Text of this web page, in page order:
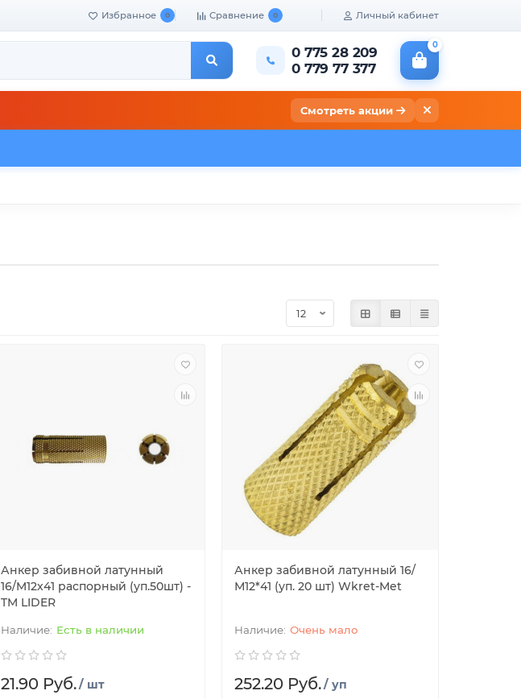
Избранное 0 Сравнение 0 Личный кабинет
0 775 28 209
0 779 77 377
0
Смотреть акции
Анкер забивной латунный
16/M12x41 распорный (уп.50шт) -
TM LIDER
Есть в наличии
21.90 Руб./ шт
Анкер забивной латунный 16/
М12*41 (уп. 20 шт) Wkret-Met
Очень мало
252.20 Руб./ уп